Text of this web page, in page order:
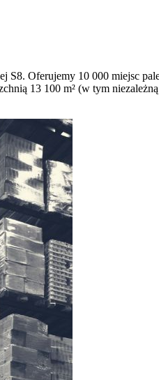
Oferujemy 10 000 miejsc
13 100 m² (w tym